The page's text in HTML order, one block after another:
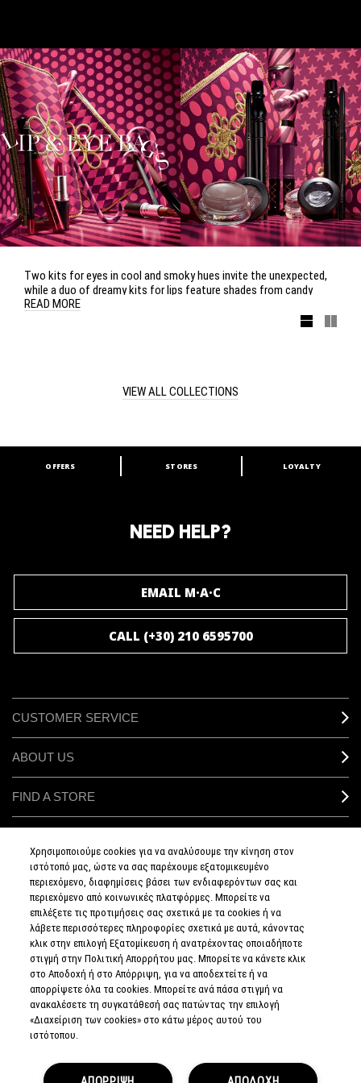
Two kits for eyes in cool and smoky hues invite the unexpected,
while a duo of dreamy kits for lips feature shades from candy
cane red to warm cocoa spice.
READ MORE
VIEW ALL COLLECTIONS
ARE YOU A M·A·C LOVER?
OFFERS STORES LOYALTY
NEED HELP?
EMAIL M·A·C
CALL (+30) 210 6595700
CUSTOMER SERVICE
ABOUT US
FIND A STORE
SIGN UP FOR EMAIL
My M•A•C / SIGN IN
CONNECT
PRIVACY POLICY
Χρησιμοποιούμε cookies για να αναλύσουμε την κίνηση στον
ιστότοπό μας, ώστε να σας παρέχουμε εξατομικευμένο
περιεχόμενο, διαφημίσεις βάσει των ενδιαφερόντων σας και
περιεχόμενο από κοινωνικές πλατφόρμες. Μπορείτε να
επιλέξετε τις προτιμήσεις σας σχετικά με τα cookies ή να
λάβετε περισσότερες πληροφορίες σχετικά με αυτά, κάνοντας
κλικ στην επιλογή Εξατομίκευση ή ανατρέχοντας οποιαδήποτε
στιγμή στην Πολιτική Απορρήτου μας. Μπορείτε να κάνετε κλικ
στο Αποδοχή ή στο Απόρριψη, για να αποδεχτείτε ή να
απορρίψετε όλα τα cookies. Μπορείτε ανά πάσα στιγμή να
ανακαλέσετε τη συγκατάθεσή σας πατώντας την επιλογή
«Διαχείριση των cookies» στο κάτω μέρος αυτού του
ιστότοπου.